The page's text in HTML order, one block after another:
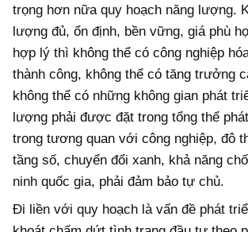
trọng hơn nữa quy hoạch năng lượng.
lượng đủ, ổn định, bền vững, giá phù
hợp lý thì không thể có công nghiệp
thành công, không thể có tăng trưởng
không thể có những không gian phát
lượng phải được đặt trong tổng thể
trong tương quan với công nghiệp, đô
tầng số, chuyển đổi xanh, khả năng
ninh quốc gia, phải đảm bảo tự chủ.
Đi liền với quy hoạch là vấn đề phát